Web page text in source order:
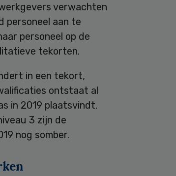
verwachten
personeel aan te
personeel op de
tekorten.
in een tekort,
ontstaat al
in 2019 plaatsvindt.
3 zijn de
nog somber.